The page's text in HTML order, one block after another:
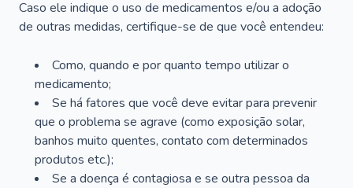
Caso ele indique o uso de medicamentos e/ou a adoção
de outras medidas, certifique-se de que você entendeu:
Como, quando e por quanto tempo utilizar o
medicamento;
Se há fatores que você deve evitar para prevenir
que o problema se agrave (como exposição solar,
banhos muito quentes, contato com determinados
produtos etc.);
Se a doença é contagiosa e se outra pessoa da